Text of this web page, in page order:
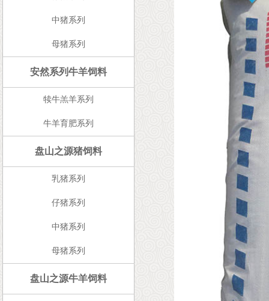
中猪系列
母猪系列
安然系列牛羊饲料
犊牛羔羊系列
牛羊育肥系列
盘山之源猪饲料
乳猪系列
仔猪系列
中猪系列
母猪系列
盘山之源牛羊饲料